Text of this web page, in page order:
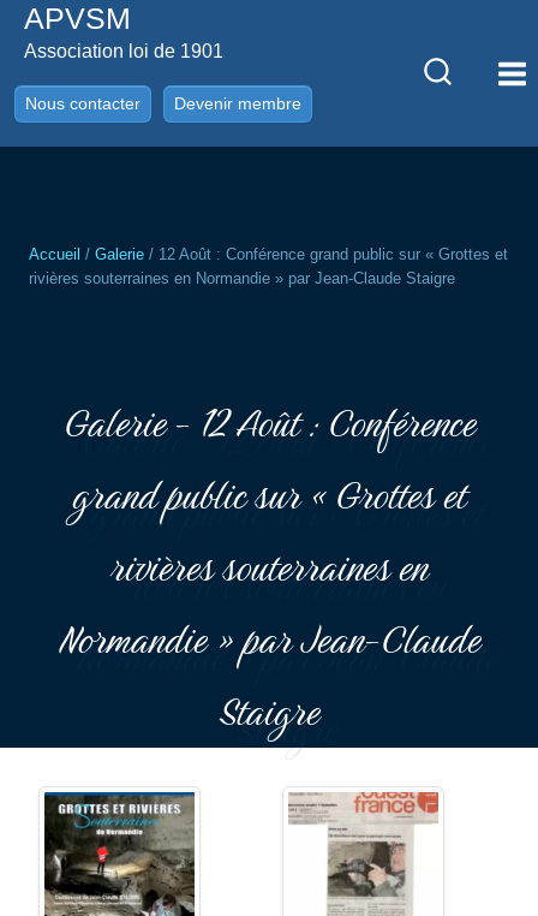
AllerAPVSM
Association loi de 1901
Nous contacter Devenir membre
Accueil / Galerie / 12 Août : Conférence grand public sur « Grottes et
rivières souterraines en Normandie » par Jean-Claude Staigre
Galerie - 12 Août : Conférence
grand public sur « Grottes et
rivières souterraines en
Normandie » par Jean-Claude
Staigre